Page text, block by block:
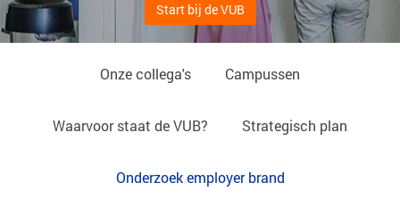
Start bij de VUB
Onze collega's Campussen
Waarvoor staat de VUB? Strategisch plan
Onderzoek employer brand